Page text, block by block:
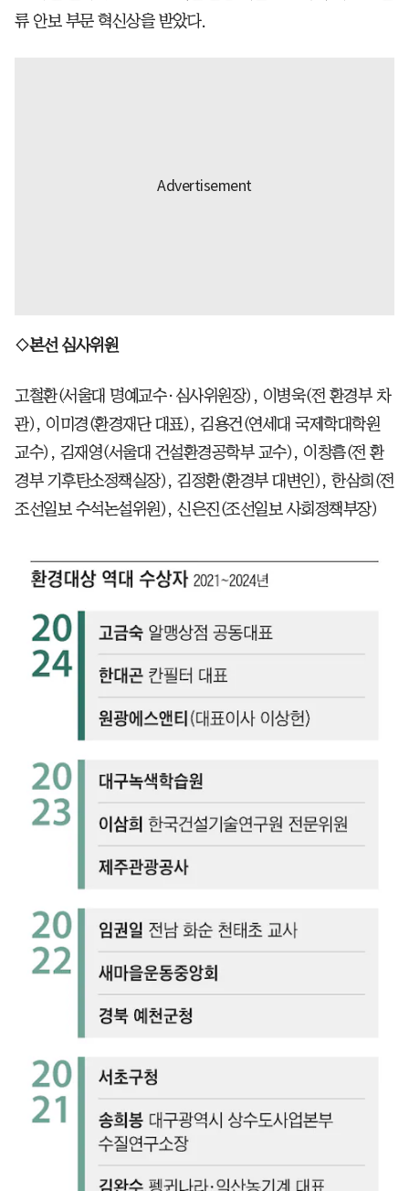
류 안보 부문 혁신상을 받았다.
◇본선 심사위원
고철환(서울대 명예교수·심사위원장), 이병욱(전 환경부 차
관), 이미경(환경재단 대표), 김용건(연세대 국제학대학원
교수), 김재영(서울대 건설환경공학부 교수), 이창흠(전 환
경부 기후탄소정책실장), 김정환(환경부 대변인), 한삼희(전
조선일보 수석논설위원), 신은진(조선일보 사회정책부장)